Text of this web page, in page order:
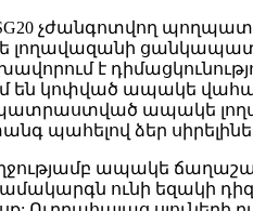
չժանգոտվող
ցանկապատի
է
են կոփված ապակե
ապակե
պահելով ձեր
ապակե
ունի եզակի